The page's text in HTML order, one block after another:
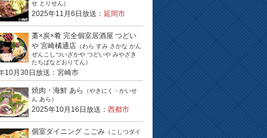
せ とりせん）
2025年11月6日放送： 延岡市
藁×炭×肴 完全個室居酒屋 つどい
や 宮崎橘通店 （わら すみ さかな かん
ぜんこしついざかや つどいや みやざき
たちばなどおりてん）
10月30日放送：宮崎市
焼肉・海鮮 あら
（やきにく・かいせ
ん あら）
2025年10月16日放送： 西都市
個室ダイニング こごみ （こしつダイ